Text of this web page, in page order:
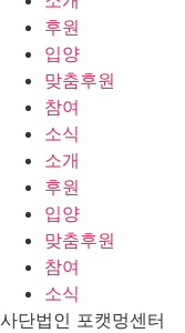
후원
입양
맞춤후원
참여
소식
소개
후원
입양
맞춤후원
참여
소식
사단법인 포캣멍센터